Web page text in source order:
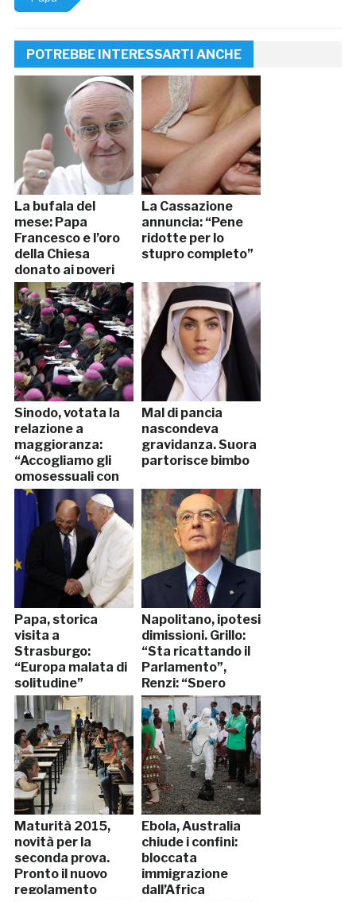
POTREBBE INTERESSARTI ANCHE
La bufala del
mese: Papa
Francesco e l’oro
della Chiesa
donato ai poveri
La Cassazione
annuncia: “Pene
ridotte per lo
stupro completo”
Sinodo, votata la
relazione a
maggioranza:
“Accogliamo gli
omosessuali con
rispetto”
Mal di pancia
nascondeva
gravidanza. Suora
partorisce bimbo
Papa, storica
visita a
Strasburgo:
“Europa malata di
solitudine”
Napolitano, ipotesi
dimissioni. Grillo:
“Sta ricattando il
Parlamento”,
Renzi: “Spero
rimanga”
Maturità 2015,
novità per la
seconda prova.
Pronto il nuovo
regolamento
Ebola, Australia
chiude i confini:
bloccata
immigrazione
dall’Africa